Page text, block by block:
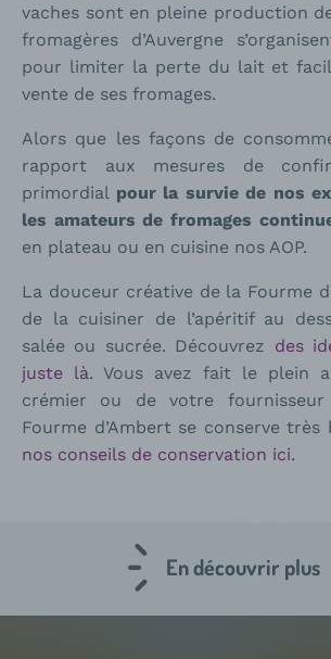
vaches sont en pleine production
fromagères d’Auvergne
pour limiter la perte du lait et
vente de ses fromages.
Alors que les façons de
rapport aux mesures de
primordial pour la survie de nos
les amateurs de fromages
en plateau ou en cuisine nos AOP.
La douceur créative de la Fourme
de la cuisiner de l’apéritif au
salée ou sucrée. Découvrez des
juste là. Vous avez fait le plein
crémier ou de votre
Fourme d’Ambert se conserve très
nos conseils de conservation ici.
En découvrir plus